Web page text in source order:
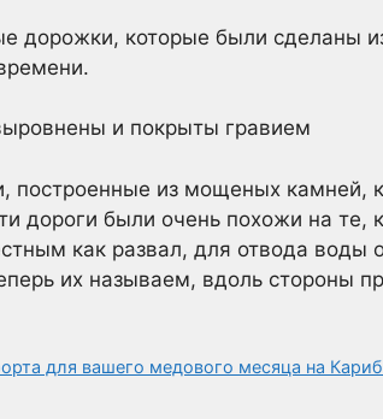
дорожки, которые были сделаны
и покрыты гравием
построенные из мощеных камней,
дороги были очень похожи на те,
как развал, для отвода воды
их называем, вдоль стороны
для вашего медового месяца на